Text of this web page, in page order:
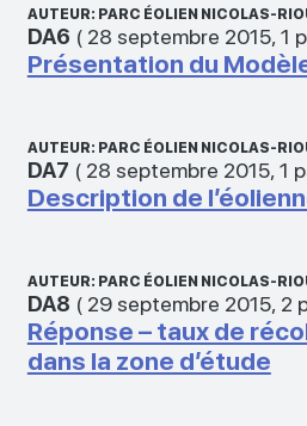
AUTEUR: PARC ÉOLIEN NICOLAS-
DA6 ( 28 septembre 2015, 1
Présentation du
AUTEUR: PARC ÉOLIEN NICOLAS-
DA7 ( 28 septembre 2015, 1
Description de
AUTEUR: PARC ÉOLIEN NICOLAS-
DA8 ( 29 septembre 2015, 2
Réponse – taux de
dans la zone d’étude